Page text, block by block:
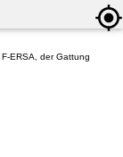
ERSA, der Gattung